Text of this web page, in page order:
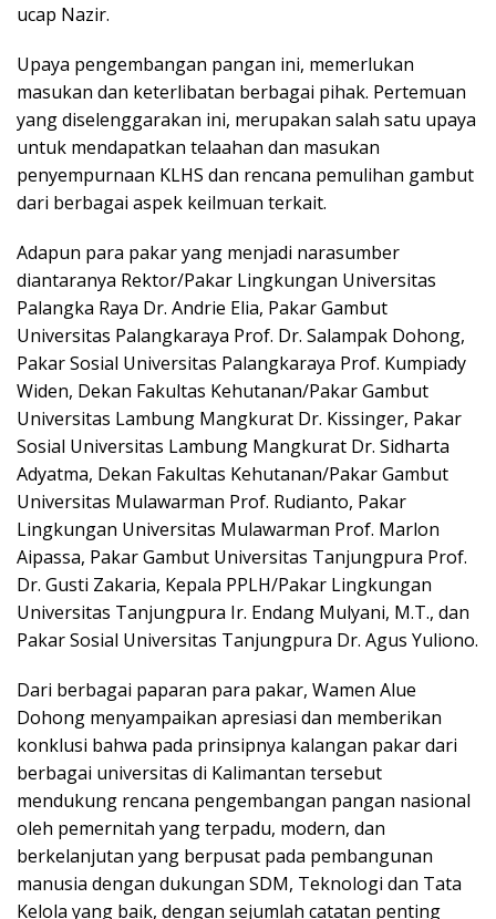
ucap Nazir.
Upaya pengembangan pangan ini, memerlukan
masukan dan keterlibatan berbagai pihak. Pertemuan
yang diselenggarakan ini, merupakan salah satu upaya
untuk mendapatkan telaahan dan masukan
penyempurnaan KLHS dan rencana pemulihan gambut
dari berbagai aspek keilmuan terkait.
Adapun para pakar yang menjadi narasumber
diantaranya Rektor/Pakar Lingkungan Universitas
Palangka Raya Dr. Andrie Elia, Pakar Gambut
Universitas Palangkaraya Prof. Dr. Salampak Dohong,
Pakar Sosial Universitas Palangkaraya Prof. Kumpiady
Widen, Dekan Fakultas Kehutanan/Pakar Gambut
Universitas Lambung Mangkurat Dr. Kissinger, Pakar
Sosial Universitas Lambung Mangkurat Dr. Sidharta
Adyatma, Dekan Fakultas Kehutanan/Pakar Gambut
Universitas Mulawarman Prof. Rudianto, Pakar
Lingkungan Universitas Mulawarman Prof. Marlon
Aipassa, Pakar Gambut Universitas Tanjungpura Prof.
Dr. Gusti Zakaria, Kepala PPLH/Pakar Lingkungan
Universitas Tanjungpura Ir. Endang Mulyani, M.T., dan
Pakar Sosial Universitas Tanjungpura Dr. Agus Yuliono.
Dari berbagai paparan para pakar, Wamen Alue
Dohong menyampaikan apresiasi dan memberikan
konklusi bahwa pada prinsipnya kalangan pakar dari
berbagai universitas di Kalimantan tersebut
mendukung rencana pengembangan pangan nasional
oleh pemernitah yang terpadu, modern, dan
berkelanjutan yang berpusat pada pembangunan
manusia dengan dukungan SDM, Teknologi dan Tata
Kelola yang baik, dengan sejumlah catatan penting